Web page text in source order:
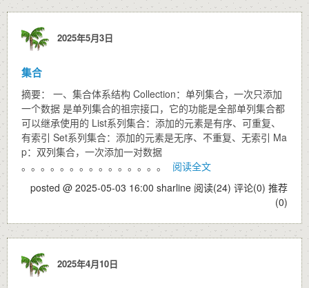
2025年5月3日
集合
摘要： 一、集合体系结构 Collection：单列集合，一次只添加
一个数据 是单列集合的祖宗接口，它的功能是全部单列集合都
可以继承使用的 List系列集合：添加的元素是有序、可重复、
有索引 Set系列集合：添加的元素是无序、不重复、无索引 Ma
p：双列集合，一次添加一对数据
。。。。。。。。。。。。。。。
阅读全文
posted @ 2025-05-03 16:00 sharline 阅读(24) 评论(0) 推荐
(0)
2025年4月10日